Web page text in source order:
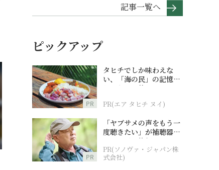
記事一覧へ
ピックアップ
PR
タヒチでしか味わえな
い、「海の民」の記憶へ
とつながる旅
PR(エア タヒチ ヌイ)
PR
「ヤブサメの声をもう一
度聴きたい」が補聴器チ
ャレンジの後押しに
PR(ソノヴァ・ジャパン株
式会社)